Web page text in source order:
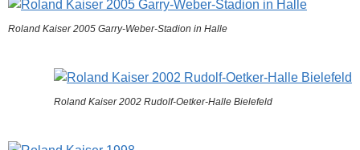
Roland Kaiser 2005 Garry-Weber-Stadion in Halle
Roland Kaiser 2002 Rudolf-Oetker-Halle Bielefeld